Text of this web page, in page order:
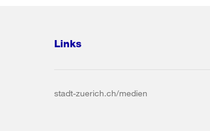
Links
stadt-zuerich.ch/medien